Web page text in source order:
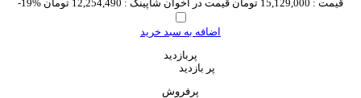
-19%
قیمت : 15,129,000 تومان قیمت در اخوان شاپینگ : 12,254,490 تومان
اضافه به سبد خرید
پربازدید
پر بازدید
پرفروش